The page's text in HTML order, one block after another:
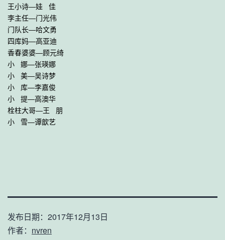
王小诗—娃   佳
李主任—门光伟
门队长—哈文勇
四库妈—高亚迪
香春婆婆—顾元绮
小   娜—张瑛娜
小   美—吴诗梦
小   库—李嘉俊
小   提—高澳华
栓柱大哥—王   朋
小   雪—谭歆艺
发布日期： 2017年12月13日
作者： nvren